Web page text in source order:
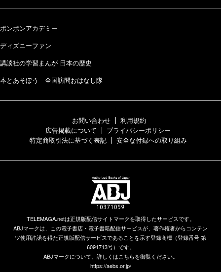
ボンボンアカデミー
ディズニーファン
講談社の学習まんが 日本の歴史
本とあそぼう 全国訪問おはなし隊
お問い合わせ
利用規約
広告掲載について
プライバシーポリシー
特定商取引法に基づく表記
安全な付録への取り組み
TELEMAGA.netは正規版配信サイトマークを取得したサービスです。
ABJマークは、この電子書店・電子書籍配信サービスが、著作権者からコンテン
ツ使用許諾を得た正規版配信サービスであることを示す登録商標（登録番号 第
6091713号）です。
ABJマークについて、詳しくはこちらを御覧ください。
https://aebs.or.jp/